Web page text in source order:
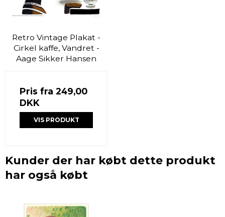
Retro Vintage Plakat -
Cirkel kaffe, Vandret -
Aage Sikker Hansen
Pris fra 249,00
DKK
VIS PRODUKT
Kunder der har købt dette produkt
har også købt